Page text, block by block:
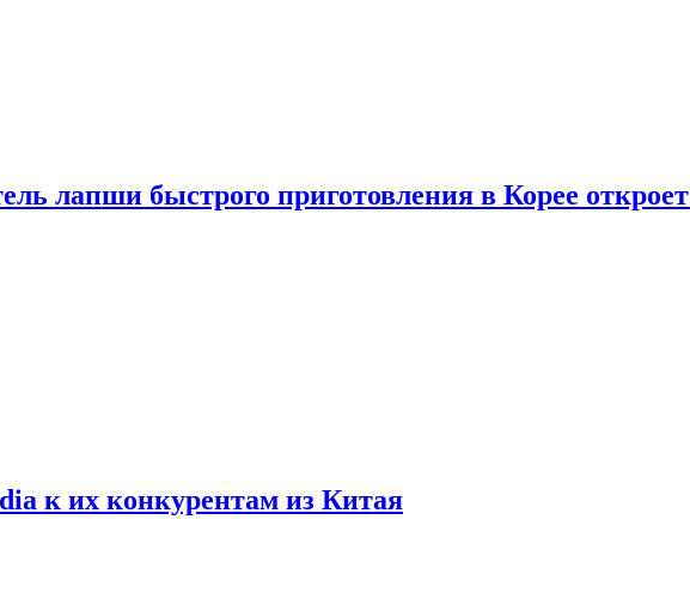
лапши быстрого приготовления в Корее
к их конкурентам из Китая